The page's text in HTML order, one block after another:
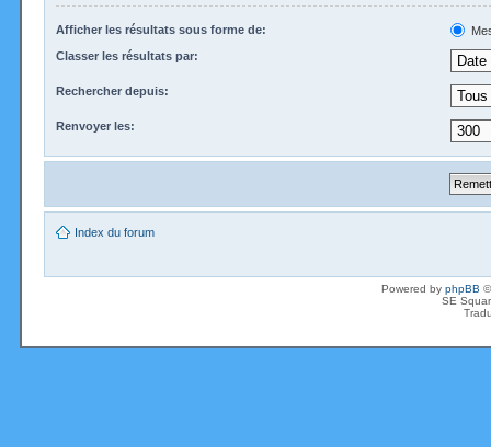
Afficher les résultats sous forme de:
Classer les résultats par:
Rechercher depuis:
Renvoyer les:
Index du forum
Powered by phpBB
SE